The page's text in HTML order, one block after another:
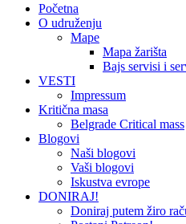
Početna
O udruženju
Mape
Mapa žarišta
Bajs servisi i
VESTI
Impressum
Kritična masa
Belgrade Critical mass
Blogovi
Naši blogovi
Vaši blogovi
Iskustva evrope
DONIRAJ!
Doniraj putem žiro